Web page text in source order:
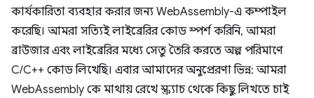
কার্যকারিতা ব্যবহার করার জন্য WebAssembly-এ কম্পাইল
করেছি। আমরা সত্যিই লাইব্রেরির কোড স্পর্শ করিনি, আমরা
ব্রাউজার এবং লাইব্রেরির মধ্যে সেতু তৈরি করতে অল্প পরিমাণে
C/C++ কোড লিখেছি। এবার আমাদের অনুপ্রেরণা ভিন্ন: আমরা
WebAssembly কে মাথায় রেখে স্ক্র্যাচ থেকে কিছু লিখতে চাই